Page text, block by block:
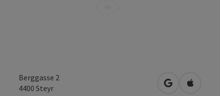
Berggasse 2
4400 Steyr in Google
in